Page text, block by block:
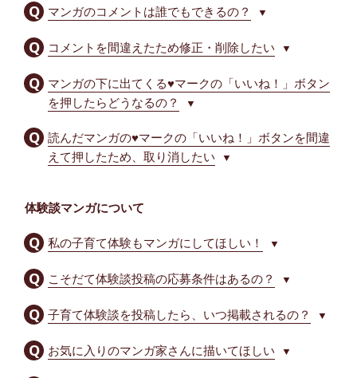
マンガのコメントは誰でもできるの？ ▼
コメントを間違えたため修正・削除したい ▼
マンガの下に出てくる♥マークの「いいね！」ボタン
を押したらどうなるの？
▼
読んだマンガの♥マークの「いいね！」ボタンを間違
えて押したため、取り消したい
▼
体験談マンガについて
私の子育て体験もマンガにしてほしい！ ▼
こそだて体験談投稿の応募条件はあるの？ ▼
子育て体験談を投稿したら、いつ掲載されるの？ ▼
お気に入りのマンガ家さんに描いてほしい ▼